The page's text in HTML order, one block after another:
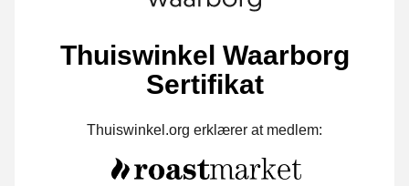
Thuiswinkel Waarborg
Sertifikat
Thuiswinkel.org erklærer at medlem: